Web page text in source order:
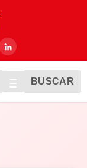
BUSCAR